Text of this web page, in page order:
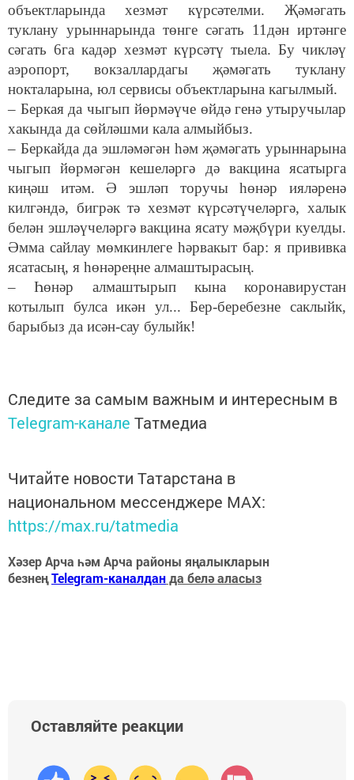
объектларында хезмәт күрсәтелми. Җәмәгать
туклану урыннарында төнге сәгать 11дән иртәнге
сәгать 6га кадәр хезмәт күрсәтү тыела. Бу чикләү
аэропорт, вокзаллардагы җәмәгать туклану
нокталарына, юл сервисы объектларына кагылмый.
– Беркая да чыгып йөрмәүче өйдә генә утыручылар
хакында да сөйләшми кала алмыйбыз.
– Беркайда да эшләмәгән һәм җәмәгать урыннарына
чыгып йөрмәгән кешеләргә дә вакцина ясатырга
киңәш итәм. Ә эшләп торучы һөнәр ияләренә
килгәндә, бигрәк тә хезмәт күрсәтүчеләргә, халык
белән эшләүчеләргә вакцина ясату мәҗбүри куелды.
Әмма сайлау мөмкинлеге һәрвакыт бар: я прививка
ясатасың, я һөнәреңне алмаштырасың.
– Һөнәр алмаштырып кына коронавирустан
котылып булса икән ул... Бер-беребезне саклыйк,
барыбыз да исән-сау булыйк!
Следите за самым важным и интересным в
Telegram-канале Татмедиа
Читайте новости Татарстана в
национальном мессенджере MАХ:
https://max.ru/tatmedia
Хәзер Арча һәм Арча районы яңалыкларын
безнеңTelegram-каналданда белә аласыз
Оставляйте реакции